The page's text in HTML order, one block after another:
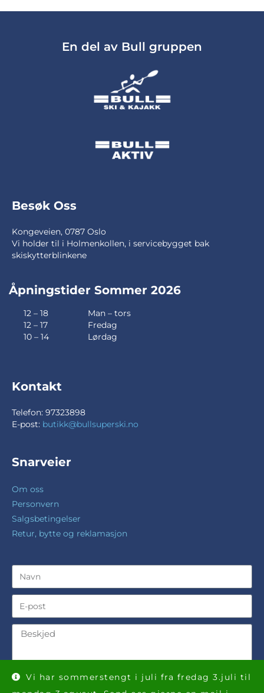
Vi har sommerstengt i juli fra fredag 3.juli til
En del av Bull gruppen
Besøk Oss
Kongeveien, 0787 Oslo
Vi holder til i Holmenkollen, i servicebygget bak
skiskytterblinkene
Åpningstider Sommer 2026
12 – 18
12 – 17
10 – 14
Man – tors
Fredag
Lørdag
Kontakt
Telefon: 97323898
E-post: butikk@bullsuperski.no
Snarveier
Om oss
Personvern
Salgsbetingelser
Retur, bytte og reklamasjon